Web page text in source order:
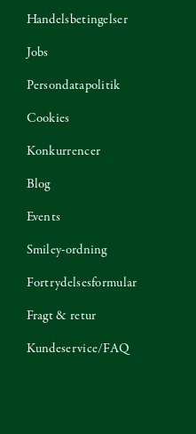
Handelsbetingelser
Jobs
Persondatapolitik
Cookies
Konkurrencer
Blog
Events
Smiley-ordning
Fortrydelsesformular
Fragt & retur
Kundeservice/FAQ